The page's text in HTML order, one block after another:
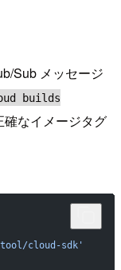
Sub メッセージ
builds
なイメージタグ
cloud-sdk'